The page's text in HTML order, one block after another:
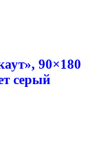
90×180
серый